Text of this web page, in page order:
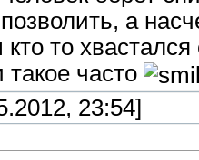
а
то
часто
23:54]